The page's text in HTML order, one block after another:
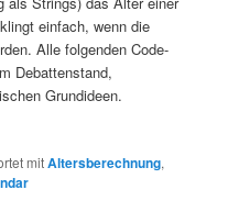
einfach, wenn die
Alle folgenden Code-
Debattenstand,
Grundideen.
mitAltersberechnung,